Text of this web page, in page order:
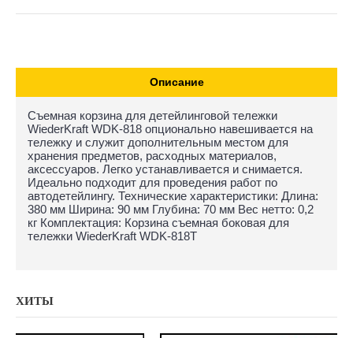
Описание
Съемная корзина для детейлинговой тележки
WiederKraft WDK-818 опционально навешивается на
тележку и служит дополнительным местом для
хранения предметов, расходных материалов,
аксессуаров. Легко устанавливается и снимается.
Идеально подходит для проведения работ по
автодетейлингу. Технические характеристики: Длина:
380 мм Ширина: 90 мм Глубина: 70 мм Вес нетто: 0,2
кг Комплектация: Корзина съемная боковая для
тележки WiederKraft WDK-818T
ХИТЫ